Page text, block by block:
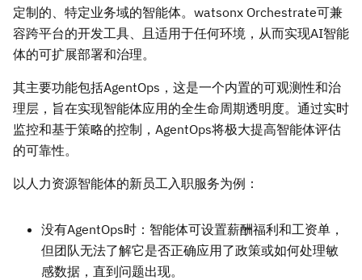
定制的、特定业务域的智能体。watsonx Orchestrate可兼
容跨平台的开发工具、且适用于任何环境，从而实现AI智能
体的可扩展部署和治理。
其主要功能包括AgentOps，这是一个内置的可观测性和治
理层，旨在实现智能体应用的全生命周期透明度。通过实时
监控和基于策略的控制，AgentOps将极大提高智能体评估
的可靠性。
以人力资源智能体的新员工入职服务为例：
没有AgentOps时：智能体可设置薪酬福利和工资单，
但团队无法了解它是否正确应用了政策或如何处理敏
感数据，直到问题出现。